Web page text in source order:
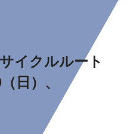
イクルルート
日）、